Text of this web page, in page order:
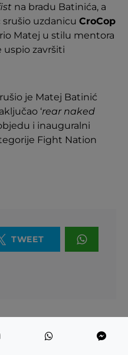
na bradu Batinića, a
uzdanicu CroCop
Matej u stilu mentora
uspio završiti
je Matej Batinić
‘rear naked
i inauguralni
Fight Nation
TWEET